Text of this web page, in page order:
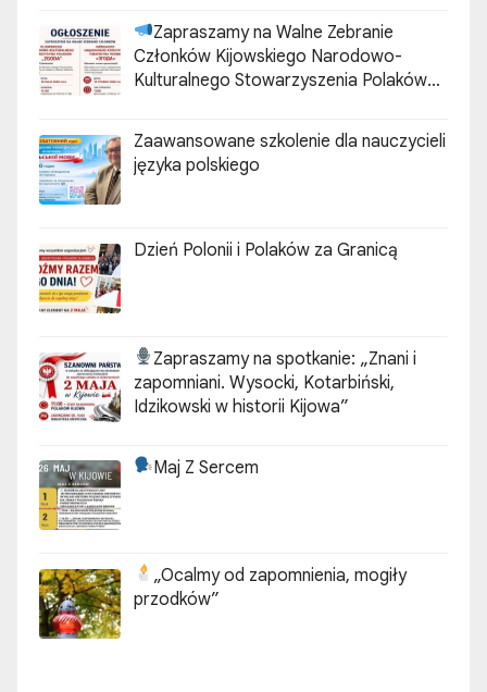
Zapraszamy na Walne Zebranie
Członków Kijowskiego Narodowo-
Kulturalnego Stowarzyszenia Polaków
Zaawansowane szkolenie dla nauczycieli
języka polskiego
Dzień Polonii i Polaków za Granicą
Zapraszamy na spotkanie: „Znani i
zapomniani. Wysocki, Kotarbiński,
Idzikowski w historii Kijowa”
Maj Z Sercem
„Ocalmy od zapomnienia, mogiły
przodków”